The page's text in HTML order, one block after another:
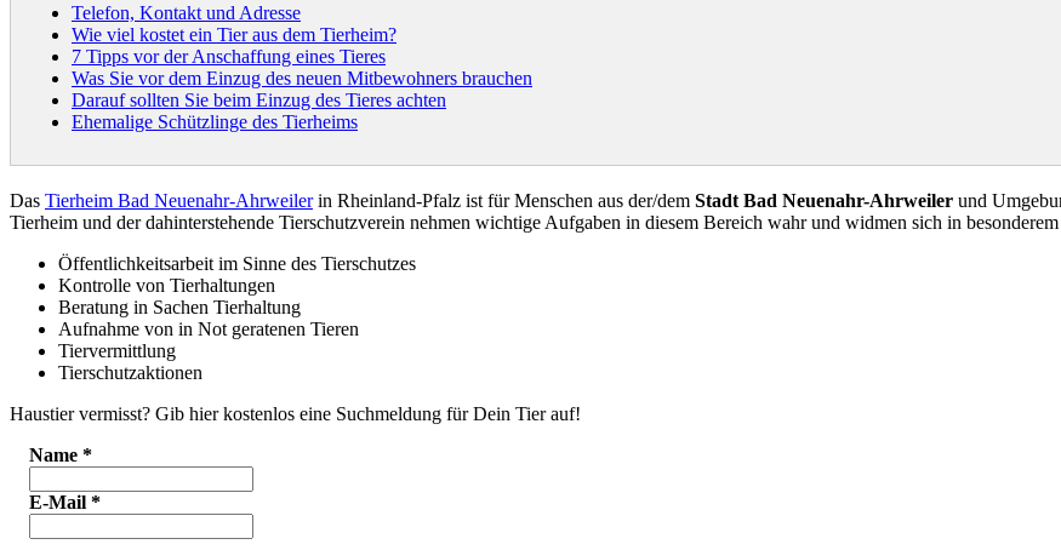
Telefon, Kontakt und Adresse
Wie viel kostet ein Tier aus dem Tierheim?
7 Tipps vor der Anschaffung eines Tieres
Was Sie vor dem Einzug des neuen Mitbewohners brauchen
Darauf sollten Sie beim Einzug des Tieres achten
Ehemalige Schützlinge des Tierheims
Das Tierheim Bad Neuenahr-Ahrweilerin Rheinland-Pfalz ist für Menschen aus der/dem Stadt Bad Neuenahr-Ahrweiler und
Tierheim und der dahinterstehende Tierschutzverein nehmen wichtige Aufgaben in diesem Bereich wahr und widmen sich in
Öffentlichkeitsarbeit im Sinne des Tierschutzes
Kontrolle von Tierhaltungen
Beratung in Sachen Tierhaltung
Aufnahme von in Not geratenen Tieren
Tiervermittlung
Tierschutzaktionen
Haustier vermisst? Gib hier kostenlos eine Suchmeldung für Dein Tier auf!
Name *
E-Mail *